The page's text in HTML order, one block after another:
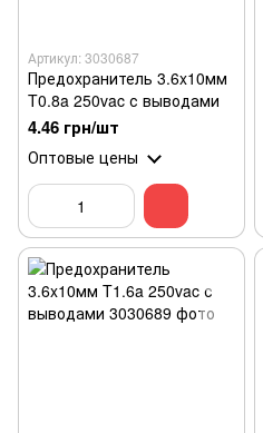
Артикул: 3030687
Предохранитель 3.6x10мм
T0.8a 250vac с выводами
4.46 грн/шт
Оптовые цены